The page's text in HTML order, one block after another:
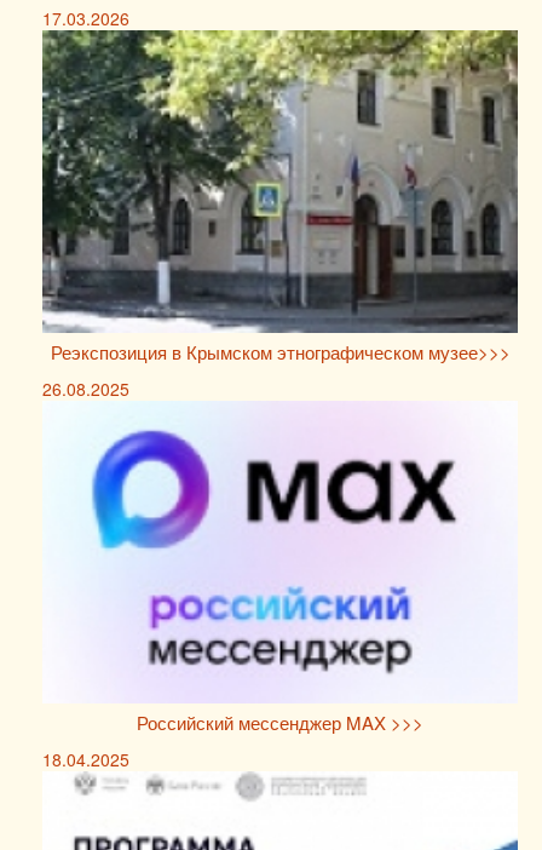
17.03.2026
Реэкспозиция в Крымском этнографическом музее>>>
26.08.2025
Российский мессенджер MAX >>>
18.04.2025